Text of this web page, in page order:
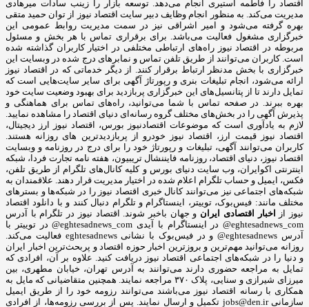
اقتصاد را فاطمه استیری انجام می‌دهد. توسعه بازار را زینب سادات میرهادی
مدیریت می‌کند. به منظور انجام وظایف دبیر سایت اقتصاد نیوز از توان حمید متقی
بهره گرفته می‌شود و امیر اشراقی نیز در سمت مدیریت روابط عمومی این
خبرگزاری مشغول فعالیت می‌باشد. برای برقراری تماس با هر بخش و مسئول
مربوطه در اقتصاد نیوز راه‌های ارتباطی مختلفی در اختیار کاربران گذاشته شده
است. کاربران می‌توانند از طریق تلفن تماس و نمابرهای درج شده در وبسایت این
خبرگزاری با بخش مدنظر ارتباط برقرار کنند. از دیگر خدماتی که در اقتصاد نیوز
ارائه می‌شود، انجام تبلیغات بنری و رپورتاژ آگهی برای سایر سایت‌هایی است که
تمایل دارند تا از پتانسیل‌های این خبرگزاری پربازدید برای بهبود وضعیت سایت خود
بهره ببرند. در صفحه تماس با شما می‌توانید، راه‌های تماس برای هماهنگی و
پذیرش آگهی را در بخش‌های مختلف گروه رسانه‌ای دنیای اقتصاد را مشاهده نمایید.
لازم به یادآوری است که موضوعات اقتصادنیوز بورس، اقتصاد نیوز ارز دیجیتال،
اقتصاد نیوز قیمت ارز، اقتصاد نیوز خودرو از پربازدیدترین های روزانه هستند.
کاربران می‌توانند آگهی، تبلیغات و رپورتاژ خود را برای درج در روزنامه و وبسایت
اقتصاد نیوز، دنیای اقتصاد، روزنامه فایننشال تریبیون، هفته نامه تجارت فردا، شبکه
اینترنتی اکوایران، وب سایت دنیای بورس و کلیه کانال‌های تلگرام از طریق تلفن،
فکس، ایمیل و حساب تلگرام اعلام شده در اختیار مدیریت قرار دهند. علاقمندان به
شبکه‎‌های اجتماعی نیز می‌توانند کانال خبری اقتصاد نیوز را در شبکه‌ها و بسترهای
مختلف مانند: فیس‌بوک، توییتر، اینستاگرام و تلگرام دنبال کنند و با دانلود اقتصاد
نیوز از اخبار اقتصادی ایران و جهان باخبر شوند. اقتصاد نیوز در تلگرام با آدرس
eghtesadnews_com@ در اینستاگرام با آیدی eghtesadnews_com@ در توییتر با
آدرس eghtesadnews@ و در فیس‌بوک با نشانی eghtesadnews فعالیت می‌کند.
روزانه می‌توانید مهم‌ترین و بروزترین اخبار حوزه اقتصاد و پربحث‌ترین اخبار ایران
و دنیا را در شبکه‌های اجتماعی اقتصاد نیوز دریافت کنید. علاوه بر آن، افرادی که
تمایل به مراجعه حضوری دارند می‌توانند به آدرس تهران، خیابان مطهری، بین
میرزای شیرازی و سنایی، پلاک ۳۷۰ مراجعه نمایند. همچنین متقاضیانی که مایل به
همکاری با رسانه‌ اقتصاد نیوز می‌باشند می‌توانند رزومه خود را از طریق ایمیل
سازمانی jobs@den.ir تکمیل و ارسال نمایند. پس از بررسی رزومه‌ها، از افرادی